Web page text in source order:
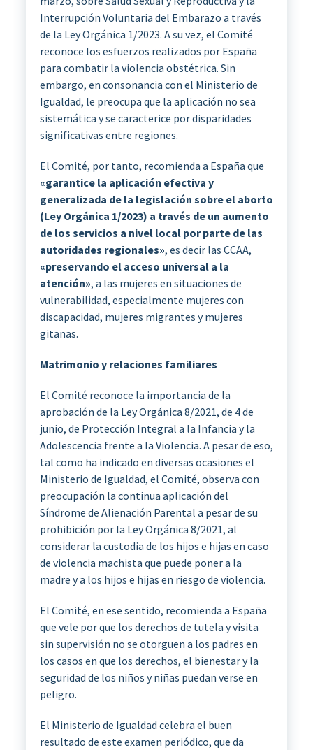
Interrupción Voluntaria del Embarazo a través
de la Ley Orgánica 1/2023. A su vez, el Comité
reconoce los esfuerzos realizados por España
para combatir la violencia obstétrica. Sin
embargo, en consonancia con el Ministerio de
Igualdad, le preocupa que la aplicación no sea
sistemática y se caracterice por disparidades
significativas entre regiones.
El Comité, por tanto, recomienda a España que
«garantice la aplicación efectiva y
generalizada de la legislación sobre el aborto
(Ley Orgánica 1/2023) a través de un aumento
de los servicios a nivel local por parte de las
autoridades regionales», es decir las CCAA,
«preservando el acceso universal a la
atención», a las mujeres en situaciones de
vulnerabilidad, especialmente mujeres con
discapacidad, mujeres migrantes y mujeres
gitanas.
Matrimonio y relaciones familiares
El Comité reconoce la importancia de la
aprobación de la Ley Orgánica 8/2021, de 4 de
junio, de Protección Integral a la Infancia y la
Adolescencia frente a la Violencia. A pesar de eso,
tal como ha indicado en diversas ocasiones el
Ministerio de Igualdad, el Comité, observa con
preocupación la continua aplicación del
Síndrome de Alienación Parental a pesar de su
prohibición por la Ley Orgánica 8/2021, al
considerar la custodia de los hijos e hijas en caso
de violencia machista que puede poner a la
madre y a los hijos e hijas en riesgo de violencia.
El Comité, en ese sentido, recomienda a España
que vele por que los derechos de tutela y visita
sin supervisión no se otorguen a los padres en
los casos en que los derechos, el bienestar y la
seguridad de los niños y niñas puedan verse en
peligro.
El Ministerio de Igualdad celebra el buen
resultado de este examen periódico, que da